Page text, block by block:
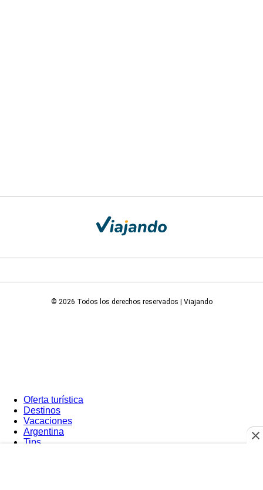
© 2026 Todos los derechos reservados | Viajando
Oferta turística
Destinos
Vacaciones
Argentina
Tips